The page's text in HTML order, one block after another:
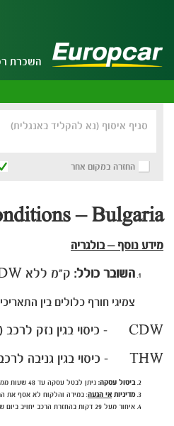
השכרת
סניף איסוף (נא להקליד באנגלית)
החזרה במקום אחר
– Bulgaria
מידע נוסף – בולגריה
השובר כולל: ק"מ ללא THW ,CDW, נהג נוסף חינם, מיסים מקומיים, מע"מ ודמי נמל.
צמיגי חורף כלולים בין התאריכים 01.11 ועד
CDW - כיסוי בגין נזק לרכב (עם השתתפות עצמית).
THW - כיסוי בגין גניבה לרכב (עם השתתפות עצמית)
ביטול עסקה: ניתן לבטל עסקה עד 48 שעות ממועד תאריך איסוף הרכב ללא דמי ביטול. במידה וההזמנה תבוטל בטווח של 48 שעות ממועד תאריך איסוף הרכב , יחול חיוב בגין דמי ביטול על סך 45 יורו + מע"מ .
מדיניות אי הגעה: במידה והלקוח לא אסף את הרכב
איחור מעל 29 דקות בהחזרת הרכב יחויב ביום שכירות נוסף עפ"י התעריף המקומי.